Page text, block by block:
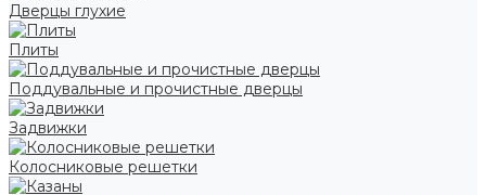
Дверцы глухие
Плиты
Поддувальные и прочистные дверцы
Задвижки
Колосниковые решетки